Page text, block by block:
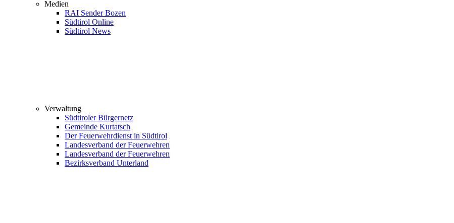
Medien
RAI Sender Bozen
Südtirol Online
Südtirol News
Verwaltung
Südtiroler Bürgernetz
Gemeinde Kurtatsch
Der Feuerwehrdienst in Südtirol
Landesverband der Feuerwehren
Landesverband der Feuerwehren
Bezirksverband Unterland